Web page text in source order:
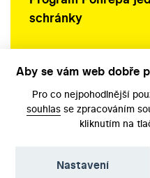
schránky
Aby se vám web dobře
Pro co nejpohodlnější
souhlas se zpracováním
kliknutím na
Nastavení